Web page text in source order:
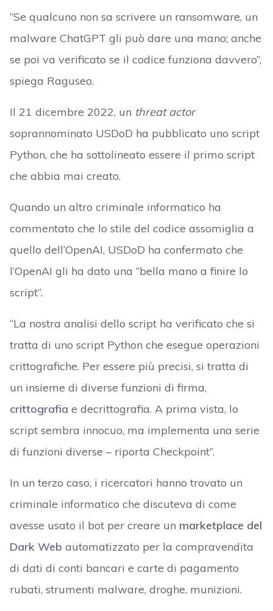
“Se qualcuno non sa scrivere un ransomware, un
malware ChatGPT gli può dare una mano; anche
se poi va verificato se il codice funziona davvero”,
spiega Raguseo.
Il 21 dicembre 2022, un threat actor
soprannominato USDoD ha pubblicato uno script
Python, che ha sottolineato essere il primo script
che abbia mai creato.
Quando un altro criminale informatico ha
commentato che lo stile del codice assomiglia a
quello dell’OpenAI, USDoD ha confermato che
l’OpenAI gli ha dato una “bella mano a finire lo
script”.
“La nostra analisi dello script ha verificato che si
tratta di uno script Python che esegue operazioni
crittografiche. Per essere più precisi, si tratta di
un insieme di diverse funzioni di firma,
crittografia e decrittografia. A prima vista, lo
script sembra innocuo, ma implementa una serie
di funzioni diverse – riporta Checkpoint”.
In un terzo caso, i ricercatori hanno trovato un
criminale informatico che discuteva di come
avesse usato il bot per creare un marketplace del
Dark Web automatizzato per la compravendita
di dati di conti bancari e carte di pagamento
rubati, strumenti malware, droghe, munizioni.